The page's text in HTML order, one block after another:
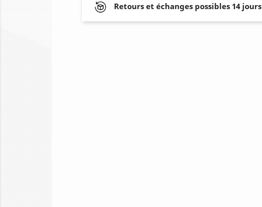
Retours et échanges possibles 14 jours